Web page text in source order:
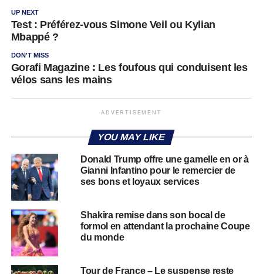
UP NEXT
Test : Préférez-vous Simone Veil ou Kylian
Mbappé ?
DON'T MISS
Gorafi Magazine : Les foufous qui conduisent les
vélos sans les mains
ADVERTISEMENT
YOU MAY LIKE
Donald Trump offre une gamelle en or à
Gianni Infantino pour le remercier de
ses bons et loyaux services
Shakira remise dans son bocal de
formol en attendant la prochaine Coupe
du monde
Tour de France – Le suspense reste